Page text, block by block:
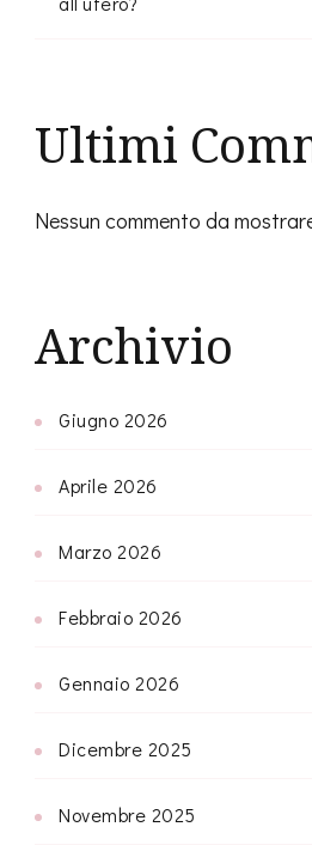
Ultimi
Nessun commento da
Archivio
Giugno 2026
Aprile 2026
Marzo 2026
Febbraio 2026
Gennaio 2026
Dicembre 2025
Novembre 2025